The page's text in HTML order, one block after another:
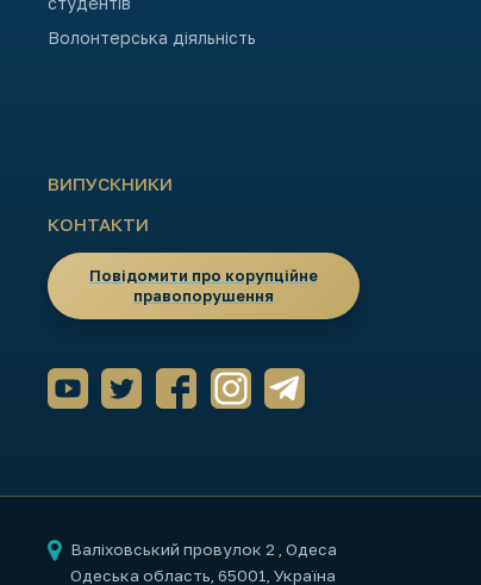
Волонтерська діяльність
ВИПУСКНИКИ
КОНТАКТИ
Повідомити про корупційне
правопорушення
Валіховський провулок 2
, Одеса
Одеська область, 65001, Україна